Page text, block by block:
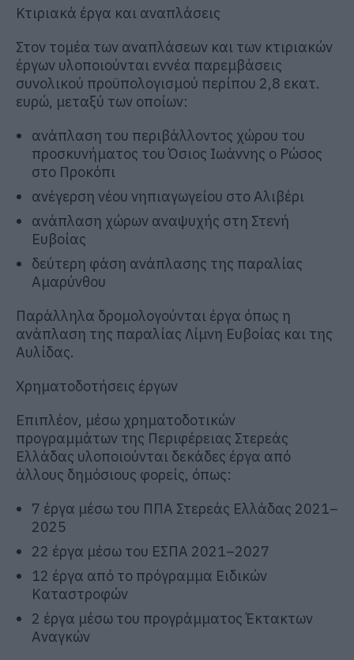
Κτιριακά έργα και αναπλάσεις
Στον τομέα των αναπλάσεων και των κτιριακών
έργων υλοποιούνται εννέα παρεμβάσεις
συνολικού προϋπολογισμού περίπου 2,8 εκατ.
ευρώ, μεταξύ των οποίων:
ανάπλαση του περιβάλλοντος χώρου του
προσκυνήματος του Όσιος Ιωάννης ο Ρώσος
στο Προκόπι
ανέγερση νέου νηπιαγωγείου στο Αλιβέρι
ανάπλαση χώρων αναψυχής στη Στενή
Ευβοίας
δεύτερη φάση ανάπλασης της παραλίας
Αμαρύνθου
Παράλληλα δρομολογούνται έργα όπως η
ανάπλαση της παραλίας Λίμνη Ευβοίας και της
Αυλίδας.
Χρηματοδοτήσεις έργων
Επιπλέον, μέσω χρηματοδοτικών
προγραμμάτων της Περιφέρειας Στερεάς
Ελλάδας υλοποιούνται δεκάδες έργα από
άλλους δημόσιους φορείς, όπως:
7 έργα μέσω του ΠΠΑ Στερεάς Ελλάδας 2021–
2025
22 έργα μέσω του ΕΣΠΑ 2021–2027
12 έργα από το πρόγραμμα Ειδικών
Καταστροφών
2 έργα μέσω του προγράμματος Έκτακτων
Αναγκών